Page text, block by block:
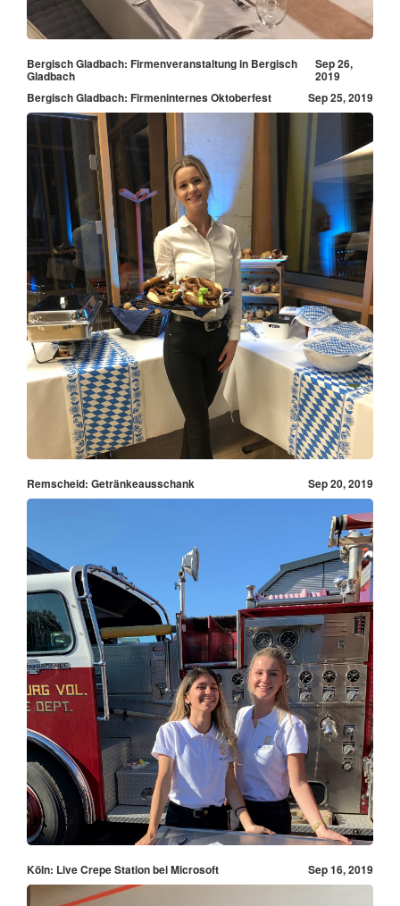
Bergisch Gladbach: Firmenveranstaltung in Bergisch
Gladbach
Sep 26,
2019
Bergisch Gladbach: Firmeninternes Oktoberfest
Sep 25, 2019
Remscheid: Getränkeausschank Sep 20, 2019
Köln: Live Crepe Station bei Microsoft Sep 16, 2019